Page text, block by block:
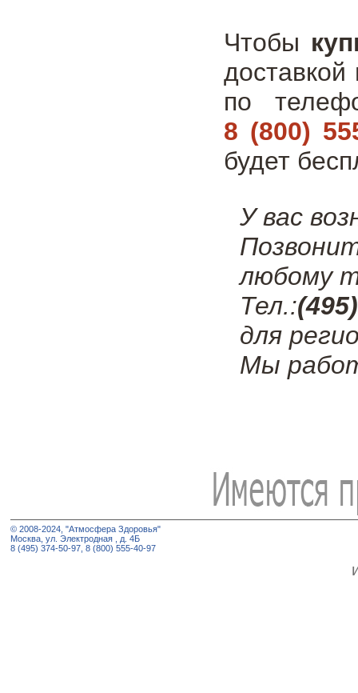
Чтобы
по
8 (800)
будет
У вас
любому
Тел.:
для
Мы
© 2008-2024, "Атмосфера Здоровья"
Москва, ул. Электродная , д. 4Б
8 (495) 374-50-97, 8 (800) 555-40-97